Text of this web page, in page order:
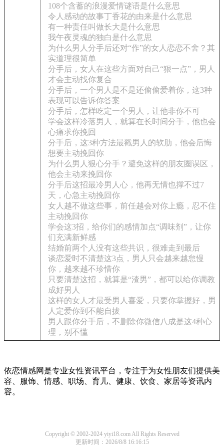
108个含蓄的浪漫爱情谜语是什么意思
令人感动的故事丁香花的由来是什么意思
有一种责任叫做长大是什么意思
我午夜灵魂的独白是什么意思
为什么男人分手后还对“作”的女人恋恋不舍？其
实道理很简单
分手后，女人在这些方面对自己“狠一点”，男人
才会主动找你复合
分手后，一个男人是不是还偷偷爱着你，这3种
表现可以告诉你答案
分手后，怎样吃定一个男人，让他非你不可
学会这样冷落男人，就算在长时间分手，他也会
心痛求你挽回
分手后，这3种方法最戳男人的软肋，他会后悔
想要主动挽回你
为什么男人狠心分手？避免这样的朋友圈误区，
他会主动来挽回你
分手后这招最冷男人心，他再无情也撑不过7
天，心急主动挽回你
女人越不做这些事，前任越会对你上瘾，忍不住
主动挽回你
学会这3招，给你们的感情加点“调味剂”，让你
们充满新鲜感
结婚前两个人没有这些共识，很难走到最后
谈恋爱时不清楚这3点，男人只会越来越怠慢
你，越来越不珍惜你
只要清楚这招，就算是“渣男”，都可以给你调教
成好男人
这样的女人才最受男人喜爱，只要你掌握好，男
人定爱你到不能自拔
男人跟你分手后，不删除你微信八成是这4种心
理，别不懂
依恋情感网是专业女性资讯平台，专注于为女性朋友们提供美
容、服饰、情感、职场、育儿、健康、饮食、家居等资讯内
容。
Copyright © 2002-2024 yiyi18.com All Rights Reserved
更新时间：2026/8/8 16:16:15